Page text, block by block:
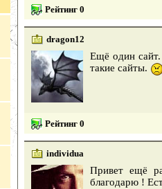
Рейтинг 0
dragon12
Ещё один сайт.
такие сайты.
Рейтинг 0
individua
Привет ещё
благодарю !